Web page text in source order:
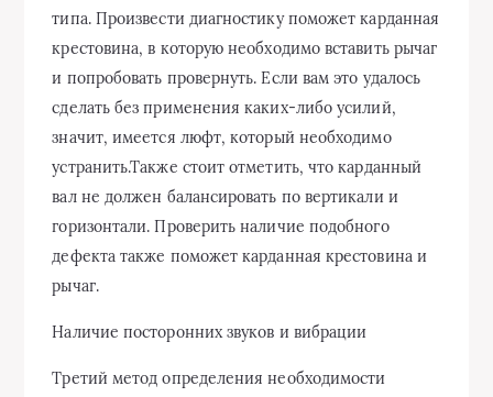
типа. Произвести диагностику поможет карданная
крестовина, в которую необходимо вставить рычаг
и попробовать провернуть. Если вам это удалось
сделать без применения каких-либо усилий,
значит, имеется люфт, который необходимо
устранить.Также стоит отметить, что карданный
вал не должен балансировать по вертикали и
горизонтали. Проверить наличие подобного
дефекта также поможет карданная крестовина и
рычаг.
Наличие посторонних звуков и вибрации
Третий метод определения необходимости